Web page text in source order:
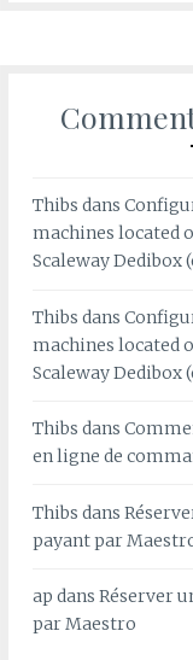
Thibs dans
machines located
Scaleway Dedibox
Thibs dans
machines located
Scaleway Dedibox
Thibs dans
en ligne de
Thibs dans
payant par
ap dans Réserver
par Maestro